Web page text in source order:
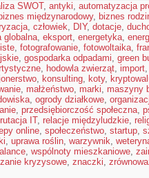
SWOT, antyki, automatyzacja
biznes międzynarodowy, biznes
, człowiek, DIY, dotacje,
globalna, eksport, energetyka,
, fotografowanie, fotowoltaika,
, gospodarka odpadami, green
, hodowla zwierząt, import
, konsulting, koty,
, małżeństwo, marki, maszyny
, ogrody działkowe,
, przedsiębiorczość społeczna,
IT, relacje międzyludzkie,
online, społeczeństwo, startup,
, uprawa roślin, warzywnik,
, wspólnoty mieszkaniowe,
kryzysowe, znaczki,